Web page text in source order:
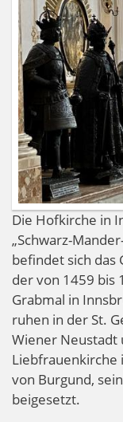
Die Hofkirche in
„Schwarz-
befindet sich das
der von 1459 bis
Grabmal in
ruhen in der St.
Wiener Neustadt
Liebfrauenkirche
von Burgund,
beigesetzt.